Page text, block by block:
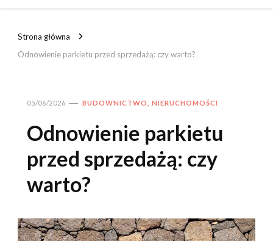
Strona główna
Odnowienie parkietu przed sprzedażą: czy warto?
05/06/2026 BUDOWNICTWO, NIERUCHOMOŚCI
Odnowienie parkietu
przed sprzedażą: czy
warto?